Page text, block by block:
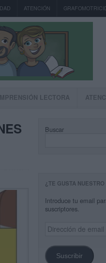
ATENCIÓN
LECTORA
Buscar
¿TE GUSTA
Introduce tu email
suscriptores.
Dirección
de
Suscribir